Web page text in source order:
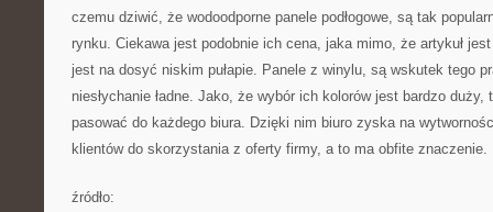
czemu dziwić, że wodoodporne panele podłogowe, są tak
rynku. Ciekawa jest podobnie ich cena, jaka mimo, że artykuł
jest na dosyć niskim pułapie. Panele z winylu, są wskutek tego
niesłychanie ładne. Jako, że wybór ich kolorów jest bardzo duży,
pasować do każdego biura. Dzięki nim biuro zyska na
klientów do skorzystania z oferty firmy, a to ma obfite znaczenie.
źródło: